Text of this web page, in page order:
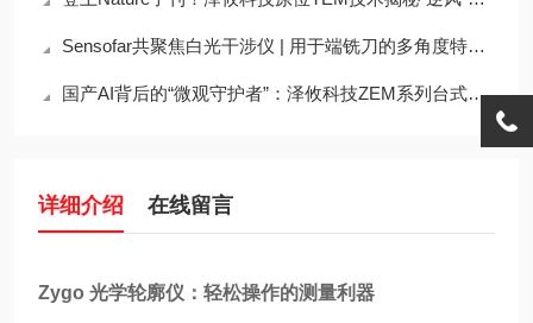
Sensofar共聚焦白光干涉仪 | 用于端铣刀的多角度特性描述
国产AI背后的“微观守护者”：泽攸科技ZEM系列台式扫描电镜
详细介绍 在线留言
Zygo 光学轮廓仪：轻松操作的测量利器